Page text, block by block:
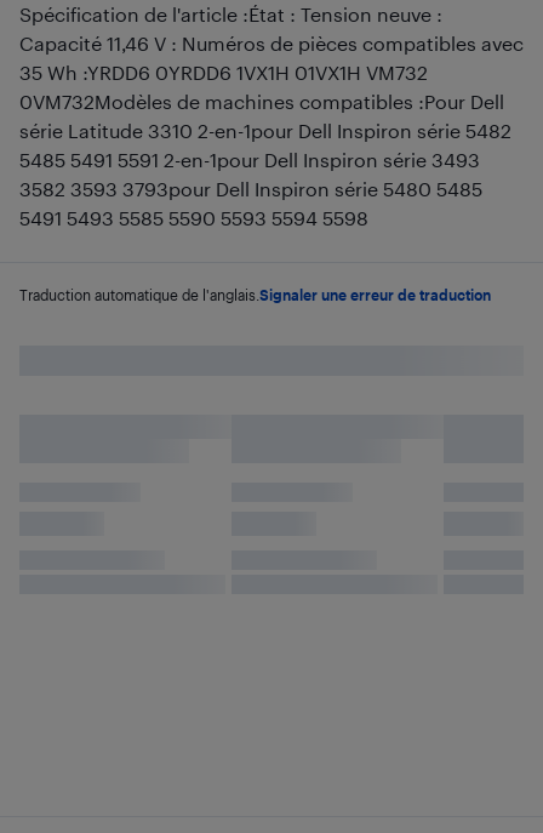
Spécification de l'article :État : Tension neuve :
Capacité 11,46 V : Numéros de pièces compatibles avec
35 Wh :YRDD6 0YRDD6 1VX1H 01VX1H VM732
0VM732Modèles de machines compatibles :Pour Dell
série Latitude 3310 2-en-1pour Dell Inspiron série 5482
5485 5491 5591 2-en-1pour Dell Inspiron série 3493
3582 3593 3793pour Dell Inspiron série 5480 5485
5491 5493 5585 5590 5593 5594 5598
Traduction automatique de l'anglais. Signaler une erreur de traduction